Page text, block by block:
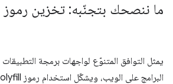
ما ننصحك بتجنّبه: تخزين رموز polyfill مؤقتًا
يمثل التوافق المتنوّع لواجهات برمجة